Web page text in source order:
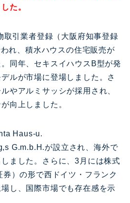
た。
取引業者登録（大阪府知事登録
れ、積水ハウスの住宅販売が
同年、セキスイハウスB型が発
ルが市場に登場しました。さ
やアルミサッシが採用され、
向上しました。
Haus-u.
G.m.b.H.が設立され、海外で
ました。さらに、3月には株式
）の形で西ドイツ・フランク
し、国際市場でも存在感を示